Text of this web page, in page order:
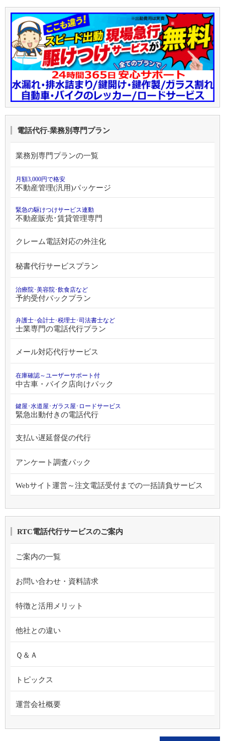
電話代行-業務別専門プラン
業務別専門プランの一覧
月額3,000円で格安
不動産管理(汎用)パッケージ
緊急の駆けつけサービス連動
不動産販売･賃貸管理専門
クレーム電話対応の外注化
秘書代行サービスプラン
治療院･美容院･飲食店など
予約受付パックプラン
弁護士･会計士･税理士･司法書士など
士業専門の電話代行プラン
メール対応代行サービス
在庫確認～ユーザーサポート付
中古車・バイク店向けパック
鍵屋･水道屋･ガラス屋･ロードサービス
緊急出動付きの電話代行
支払い遅延督促の代行
アンケート調査パック
Webサイト運営～注文電話受付までの一括請負サービス
RTC電話代行サービスのご案内
ご案内の一覧
お問い合わせ・資料請求
特徴と活用メリット
他社との違い
Ｑ＆Ａ
トピックス
運営会社概要